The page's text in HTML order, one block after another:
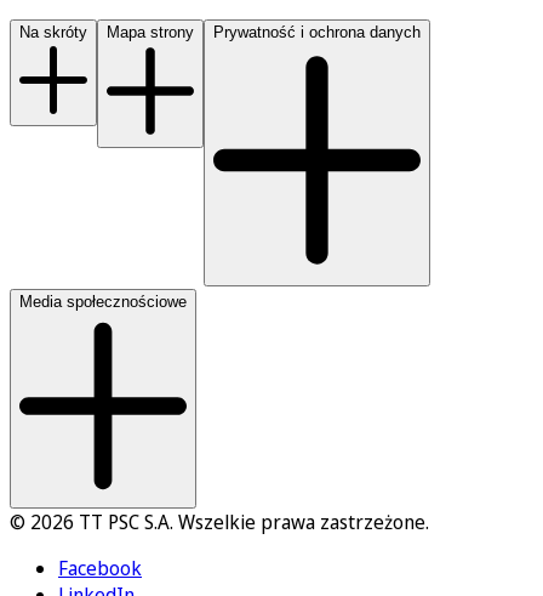
Na skróty Mapa strony Prywatność i ochrona danych
Media społecznościowe
© 2026 TT PSC S.A. Wszelkie prawa zastrzeżone.
Facebook